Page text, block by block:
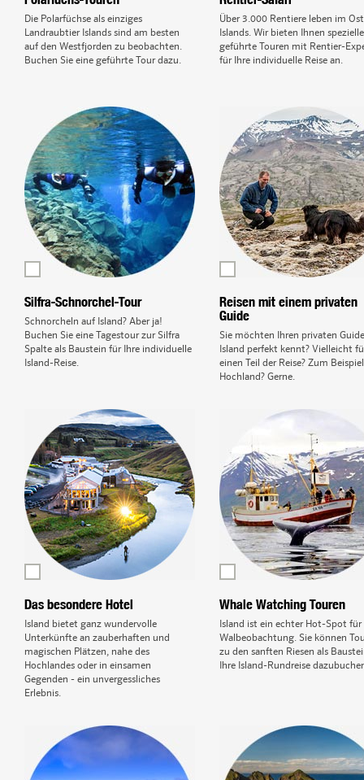
Die Polarfüchse als einziges
Landraubtier Islands sind am besten
auf den Westfjorden zu beobachten.
Buchen Sie eine geführte Tour dazu.
Über 3.000 Rentiere leben im
Islands. Wir bieten Ihnen spezielle
geführte Touren mit Rentier-
für Ihre individuelle Reise an.
Silfra-Schnorchel-Tour
Schnorcheln auf Island? Aber ja!
Buchen Sie eine Tagestour zur Silfra
Spalte als Baustein für Ihre individuelle
Island-Reise.
Reisen mit einem privaten
Guide
Sie möchten Ihren privaten
Island perfekt kennt? Vielleicht
einen Teil der Reise? Zum
Hochland? Gerne.
Das besondere Hotel
Island bietet ganz wundervolle
Unterkünfte an zauberhaften und
magischen Plätzen, nahe des
Hochlandes oder in einsamen
Gegenden - ein unvergessliches
Erlebnis.
Whale Watching Touren
Island ist ein echter Hot-Spot für
Walbeobachtung. Sie können
zu den sanften Riesen als
Ihre Island-Rundreise